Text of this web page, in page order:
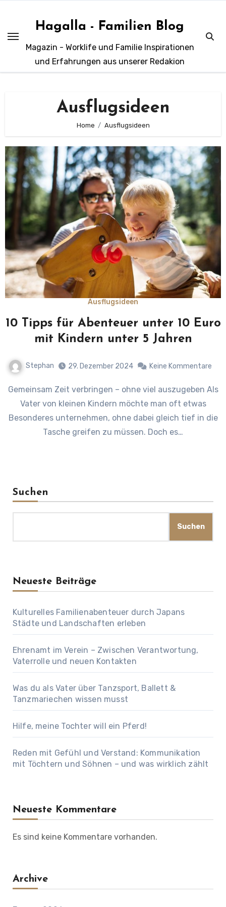
springen
Hagalla - Familien Blog
Magazin - Worklife und Familie Inspirationen
und Erfahrungen aus unserer Redakion
Ausflugsideen
Home Ausflugsideen
Ausflugsideen
10 Tipps für Abenteuer unter 10 Euro
mit Kindern unter 5 Jahren
Stephan 29. Dezember 2024 Keine Kommentare
Gemeinsam Zeit verbringen – ohne viel auszugeben Als
Vater von kleinen Kindern möchte man oft etwas
Besonderes unternehmen, ohne dabei gleich tief in die
Tasche greifen zu müssen. Doch es…
Suchen
Suchen
Neueste Beiträge
Kulturelles Familienabenteuer durch Japans
Städte und Landschaften erleben
Ehrenamt im Verein – Zwischen Verantwortung,
Vaterrolle und neuen Kontakten
Was du als Vater über Tanzsport, Ballett &
Tanzmariechen wissen musst
Hilfe, meine Tochter will ein Pferd!
Reden mit Gefühl und Verstand: Kommunikation
mit Töchtern und Söhnen – und was wirklich zählt
Neueste Kommentare
Es sind keine Kommentare vorhanden.
Archive